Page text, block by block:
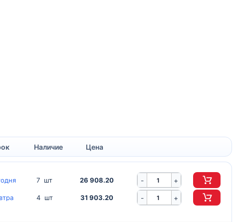
Наличие Цена
7 шт 26 908.20 - +
4 шт 31 903.20 - +